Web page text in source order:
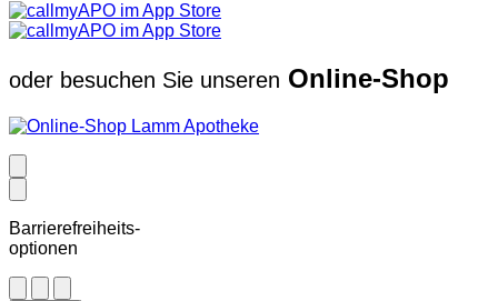
oder besuchen Sie unseren Online-Shop
Barrierefreiheits-
optionen